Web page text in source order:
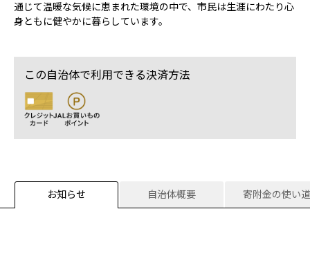
通じて温暖な気候に恵まれた環境の中で、市民は生涯にわたり心
身ともに健やかに暮らしています。
この自治体で利用できる決済方法
お知らせ 自治体概要 寄附金の使い道